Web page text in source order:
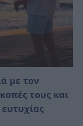
με τον
τους και